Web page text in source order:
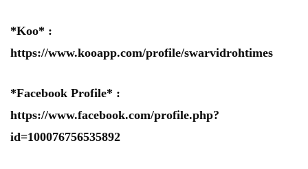
*Koo* :
https://www.kooapp.com/profile/swarvidrohtimes
*Facebook Profile* :
https://www.facebook.com/profile.php?
id=100076756535892